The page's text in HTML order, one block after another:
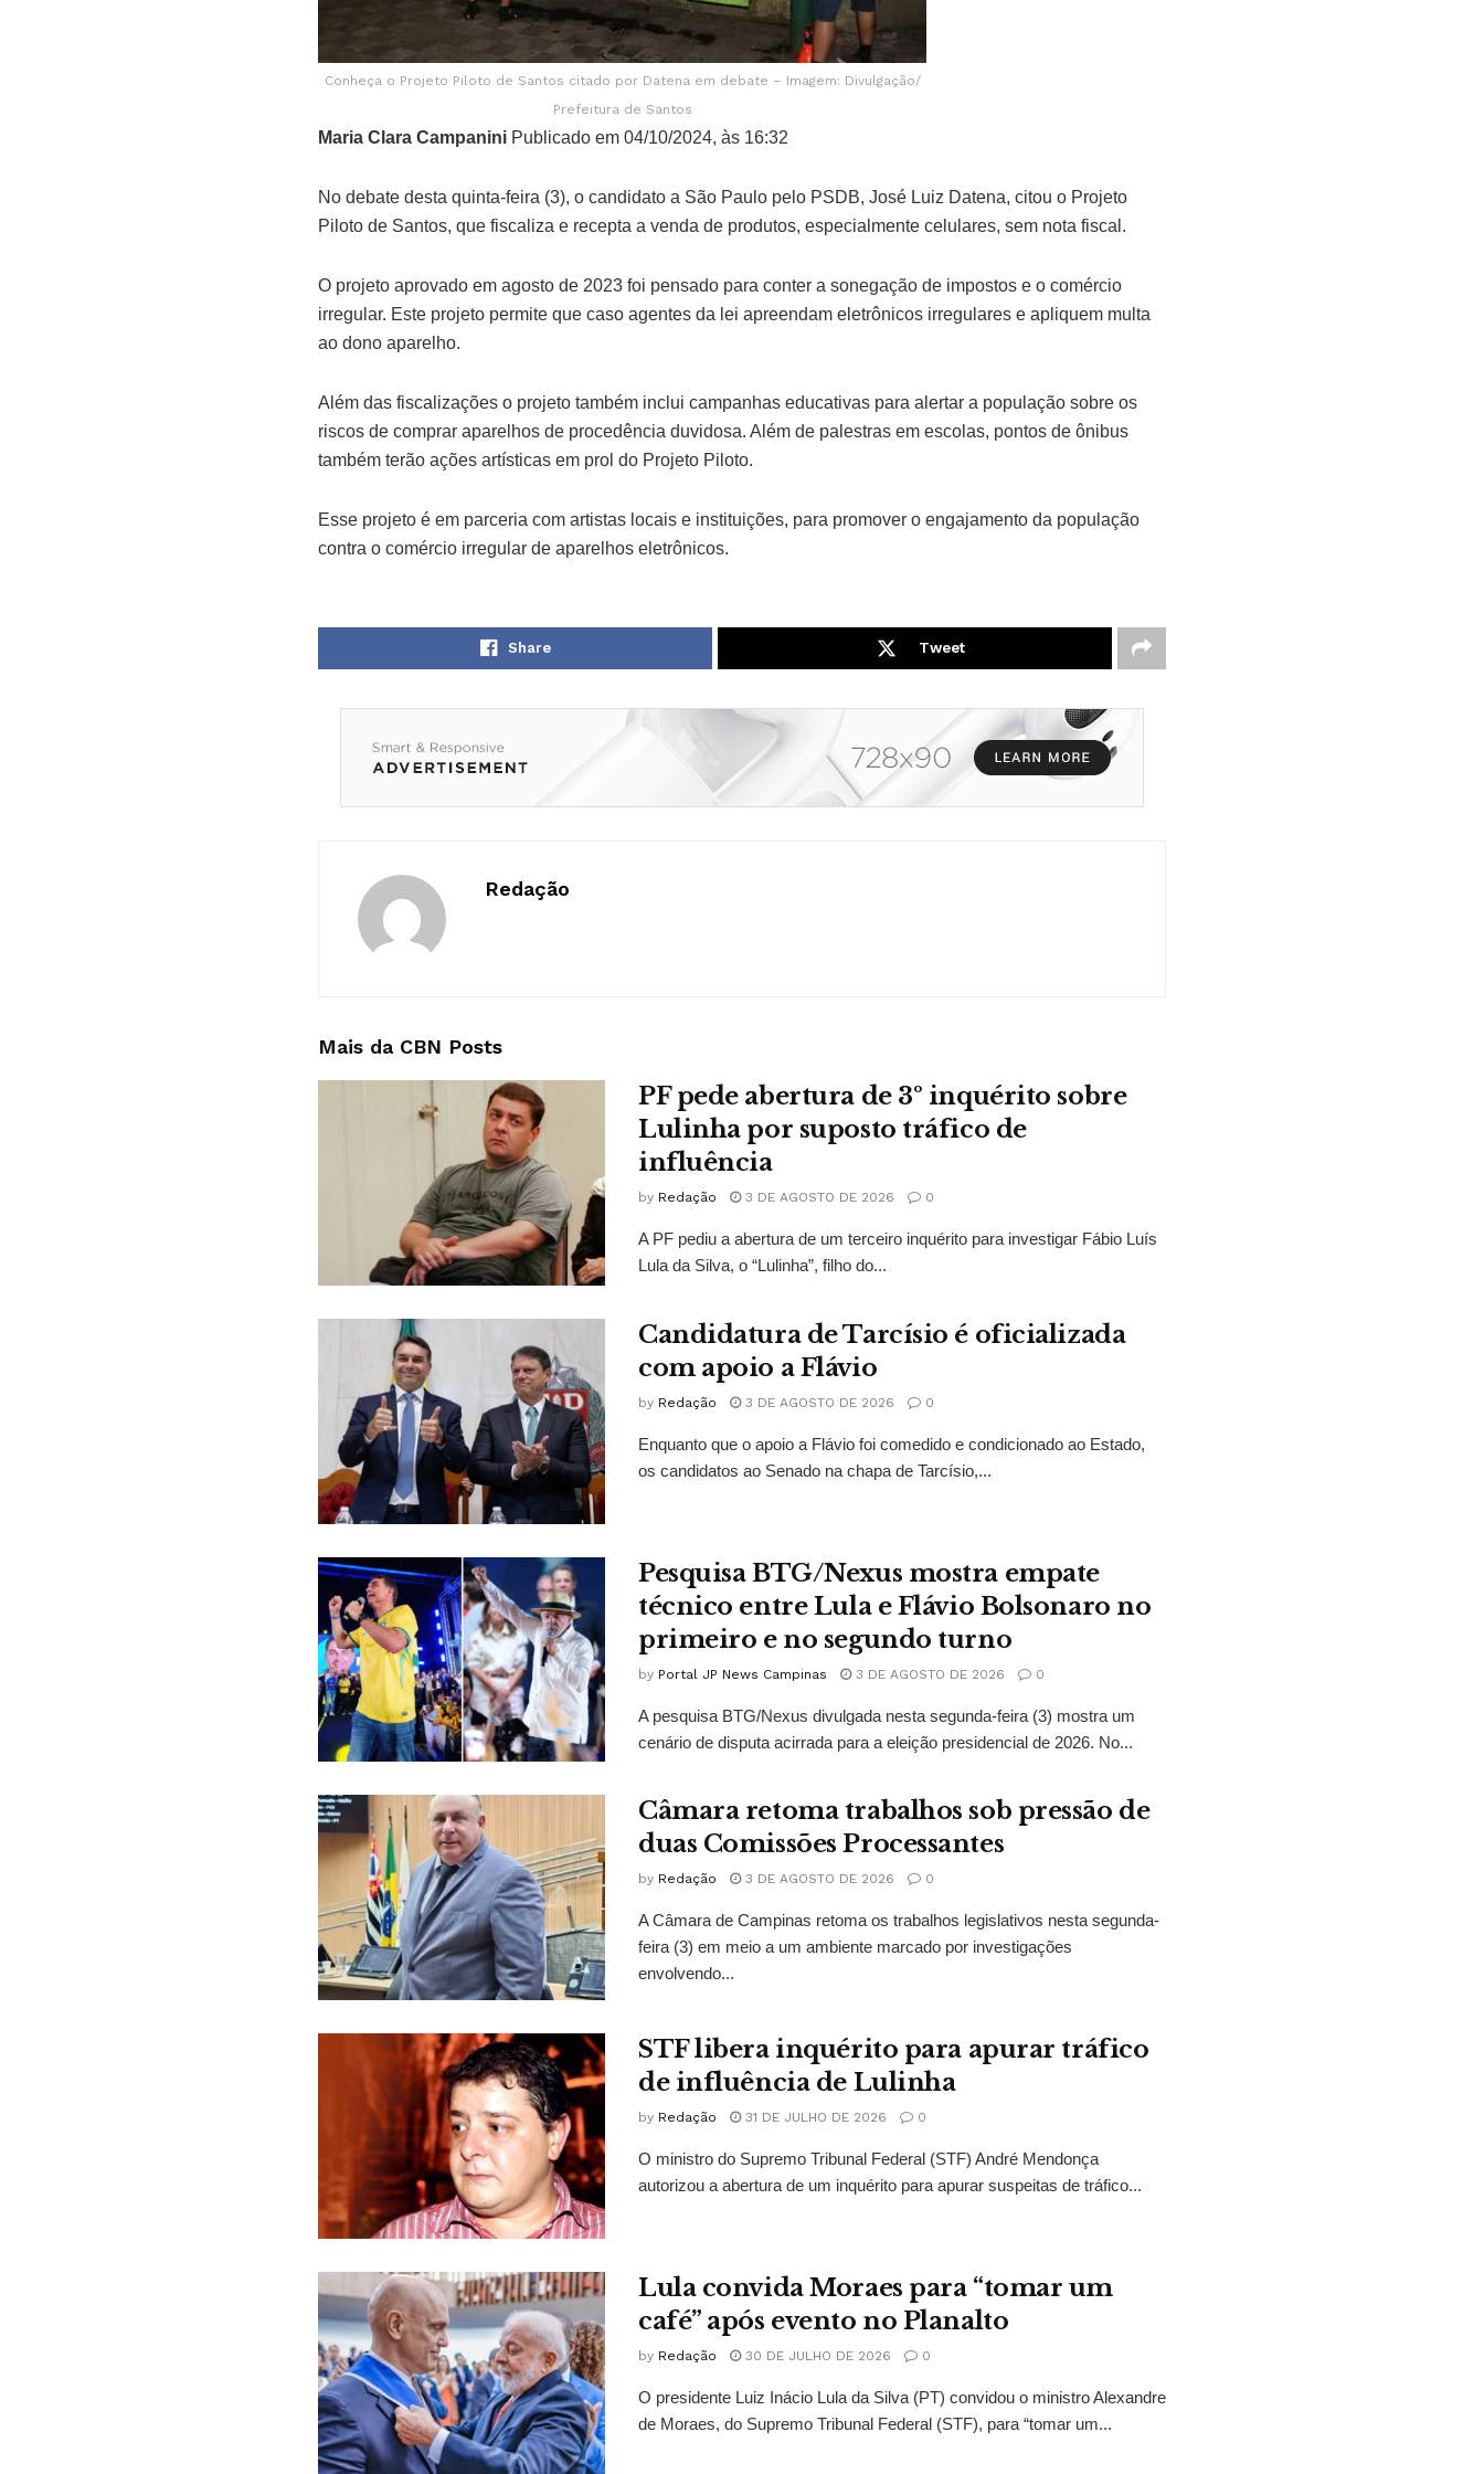
Conheça o Projeto Piloto de Santos citado por Datena em debate – Imagem: Divulgação/
Prefeitura de Santos
Maria Clara Campanini Publicado em 04/10/2024, às 16:32
No debate desta quinta-feira (3), o candidato a São Paulo pelo PSDB, José Luiz Datena, citou o Projeto
Piloto de Santos, que fiscaliza e recepta a venda de produtos, especialmente celulares, sem nota fiscal.
O projeto aprovado em agosto de 2023 foi pensado para conter a sonegação de impostos e o comércio
irregular. Este projeto permite que caso agentes da lei apreendam eletrônicos irregulares e apliquem multa
ao dono aparelho.
Além das fiscalizações o projeto também inclui campanhas educativas para alertar a população sobre os
riscos de comprar aparelhos de procedência duvidosa. Além de palestras em escolas, pontos de ônibus
também terão ações artísticas em prol do Projeto Piloto.
Esse projeto é em parceria com artistas locais e instituições, para promover o engajamento da população
contra o comércio irregular de aparelhos eletrônicos.
Share Tweet
Redação
Mais da CBN Posts
PF pede abertura de 3º inquérito sobre
Lulinha por suposto tráfico de
influência
by Redação 3 DE AGOSTO DE 2026 0
A PF pediu a abertura de um terceiro inquérito para investigar Fábio Luís
Lula da Silva, o “Lulinha”, filho do...
Candidatura de Tarcísio é oficializada
com apoio a Flávio
by Redação 3 DE AGOSTO DE 2026 0
Enquanto que o apoio a Flávio foi comedido e condicionado ao Estado,
os candidatos ao Senado na chapa de Tarcísio,...
Pesquisa BTG/Nexus mostra empate
técnico entre Lula e Flávio Bolsonaro no
primeiro e no segundo turno
by Portal JP News Campinas 3 DE AGOSTO DE 2026 0
A pesquisa BTG/Nexus divulgada nesta segunda-feira (3) mostra um
cenário de disputa acirrada para a eleição presidencial de 2026. No...
Câmara retoma trabalhos sob pressão de
duas Comissões Processantes
by Redação 3 DE AGOSTO DE 2026 0
A Câmara de Campinas retoma os trabalhos legislativos nesta segunda-
feira (3) em meio a um ambiente marcado por investigações
envolvendo...
STF libera inquérito para apurar tráfico
de influência de Lulinha
by Redação 31 DE JULHO DE 2026 0
O ministro do Supremo Tribunal Federal (STF) André Mendonça
autorizou a abertura de um inquérito para apurar suspeitas de tráfico...
Lula convida Moraes para “tomar um
café” após evento no Planalto
by Redação 30 DE JULHO DE 2026 0
O presidente Luiz Inácio Lula da Silva (PT) convidou o ministro Alexandre
de Moraes, do Supremo Tribunal Federal (STF), para “tomar um...